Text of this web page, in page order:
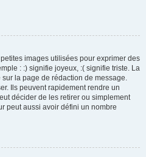
images utilisées pour exprimer des
: :) signifie joyeux, :( signifie triste. La
la page de rédaction de message.
Ils peuvent rapidement rendre un
décider de les retirer ou simplement
peut aussi avoir défini un nombre